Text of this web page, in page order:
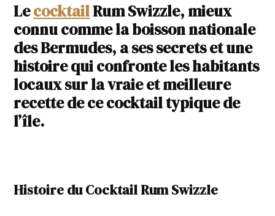
LecocktailRum Swizzle, mieux
connu comme la boisson nationale
des Bermudes, a ses secrets et une
histoire qui confronte les habitants
locaux sur la vraie et meilleure
recette de ce cocktail typique de
l’île.
Histoire du Cocktail Rum Swizzle